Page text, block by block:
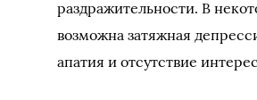
раздражительности. В
возможна затяжная
апатия и отсутствие